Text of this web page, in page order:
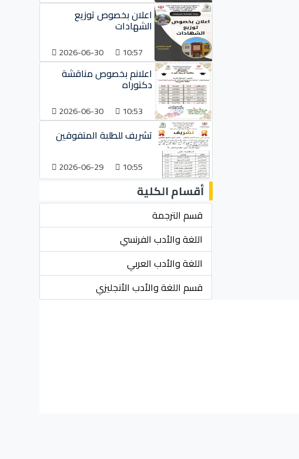
اعلان بخصوص توزيع
الشهادات
10:57
2026-06-30
اعلانم بخصوص مناقشة
دكتوراه
10:53
2026-06-30
تشريف للطلبة المتفوقين
10:55
2026-06-29
أقسام الكلية
قسم الترجمة
اللغة والأدب الفرنسي
اللغة والأدب العربي
قسم اللغة والأدب الأنجليزي